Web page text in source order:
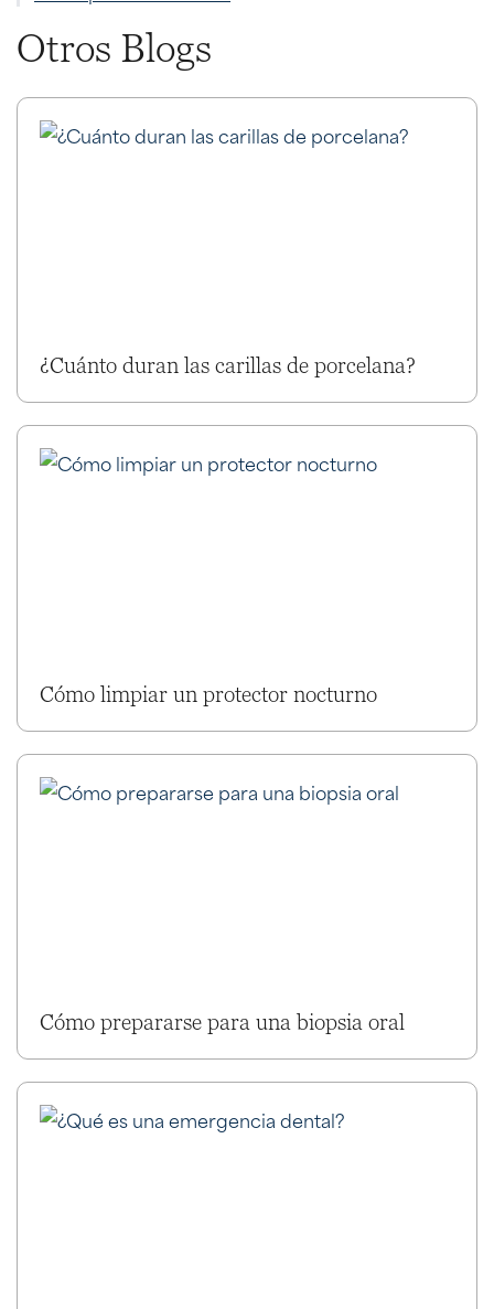
Otros Blogs
¿Cuánto duran las carillas de porcelana?
Cómo limpiar un protector nocturno
Cómo prepararse para una biopsia oral